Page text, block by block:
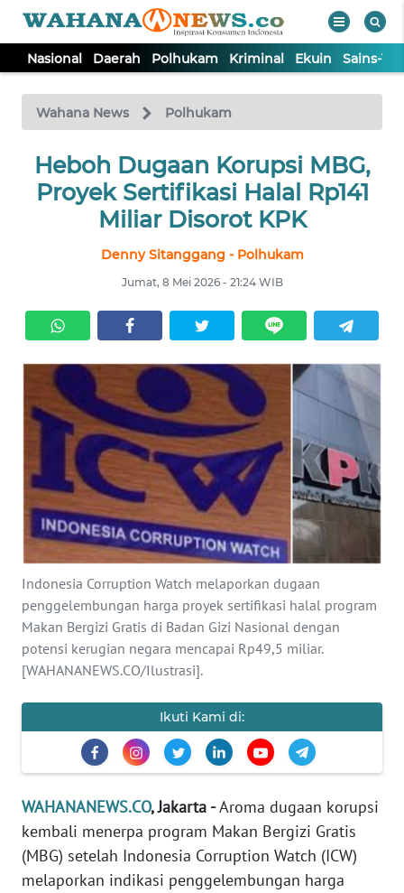
Nasional Daerah Polhukam Kriminal Ekuin Sains-
Wahana News Polhukam
Heboh Dugaan Korupsi MBG,
Proyek Sertifikasi Halal Rp141
Miliar Disorot KPK
Denny Sitanggang - Polhukam
Jumat, 8 Mei 2026 - 21:24 WIB
Indonesia Corruption Watch melaporkan dugaan
penggelembungan harga proyek sertifikasi halal program
Makan Bergizi Gratis di Badan Gizi Nasional dengan
potensi kerugian negara mencapai Rp49,5 miliar.
[WAHANANEWS.CO/Ilustrasi].
Ikuti Kami di:
WAHANANEWS.CO, Jakarta -Aroma dugaan korupsi
kembali menerpa program Makan Bergizi Gratis
(MBG) setelah Indonesia Corruption Watch (ICW)
melaporkan indikasi penggelembungan harga
TV
Tutup
NASIONAL
KRIMINAL
EKUIN
SAINS-TEKNO
KESEHATAN
INTERNASIONAL
SERBA-SERBI
PENDIDIKAN
OLAHRAGA
EDITORIAL
Informasi
INDEKS
BERITA